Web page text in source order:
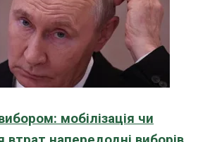
мобілізація чи